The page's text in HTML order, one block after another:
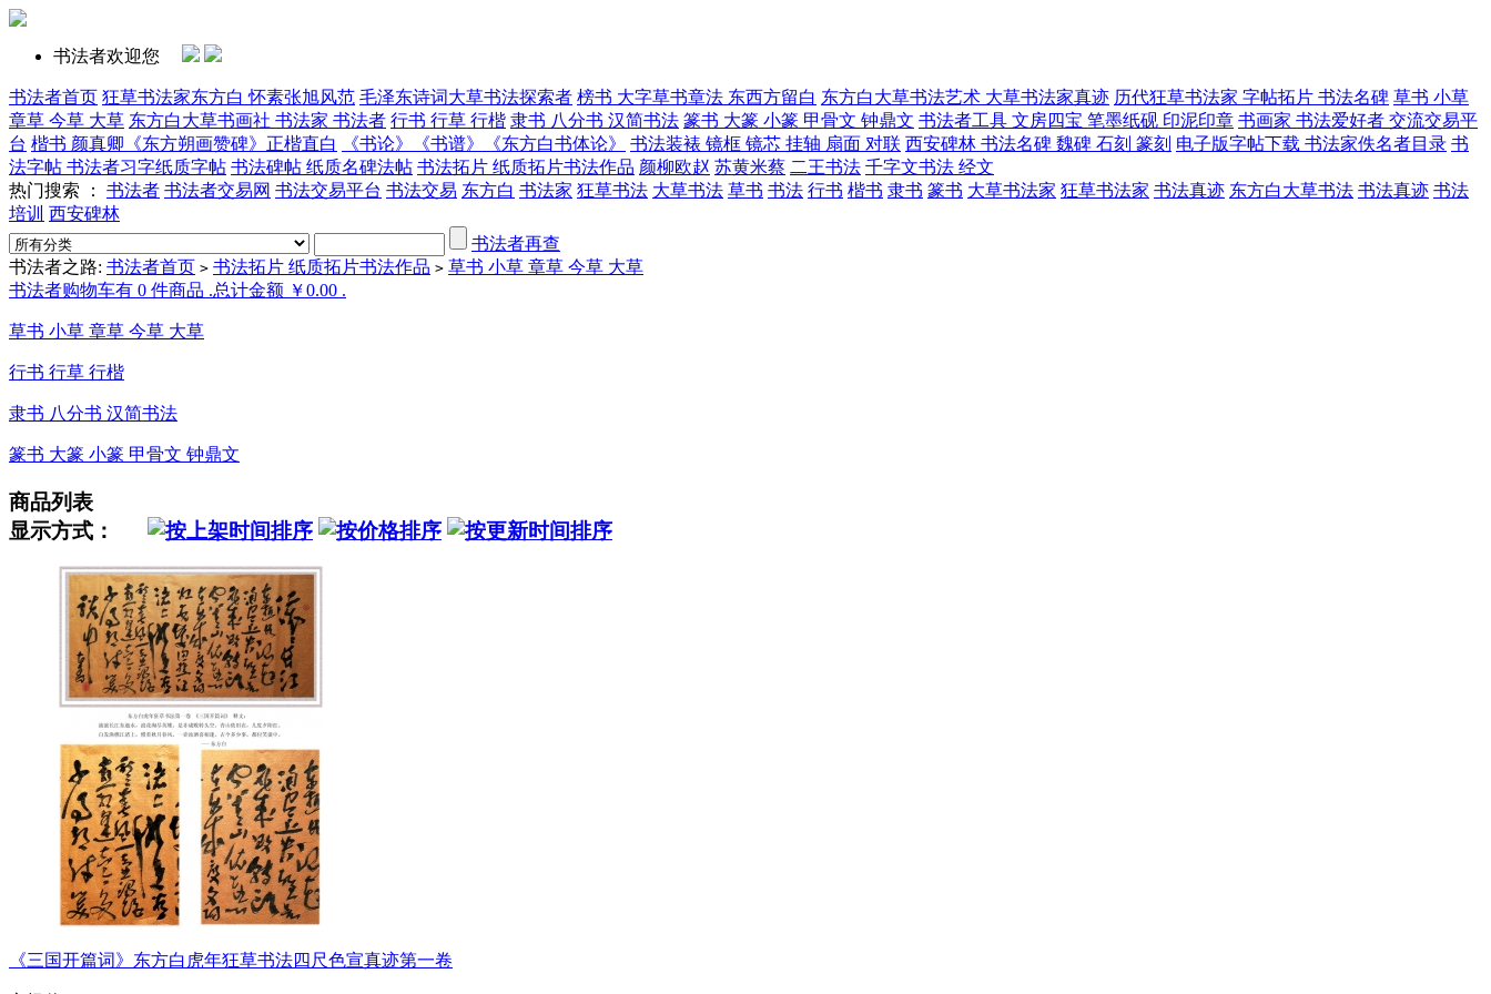
书法者欢迎您
书法者首页 狂草书法家东方白 怀素张旭风范 毛泽东诗词大草书法探索者 榜书 大字草书章法 东西方留白 东方白大草书法艺术 大草书法家真迹 历代狂草书法家 字帖拓片 书法名碑 草书 小草
章草 今草 大草 东方白大草书画社 书法家 书法者 行书 行草 行楷 隶书 八分书 汉简书法 篆书 大篆 小篆 甲骨文 钟鼎文 书法者工具 文房四宝 笔墨纸砚 印泥印章 书画家 书法爱好者 交流交易平
台 楷书 颜真卿《东方朔画赞碑》正楷直白 《书论》《书谱》《东方白书体论》 书法装裱 镜框 镜芯 挂轴 扇面 对联 西安碑林 书法名碑 魏碑 石刻 篆刻 电子版字帖下载 书法家佚名者目录 书
法字帖 书法者习字纸质字帖 书法碑帖 纸质名碑法帖 书法拓片 纸质拓片书法作品 颜柳欧赵 苏黄米蔡 二王书法 千字文书法 经文
热门搜索 ： 书法者 书法者交易网 书法交易平台 书法交易 东方白 书法家 狂草书法 大草书法 草书 书法 行书 楷书 隶书 篆书 大草书法家 狂草书法家 书法真迹 东方白大草书法 书法真迹 书法
培训 西安碑林
书法者再查
书法者之路: 书法者首页 > 书法拓片 纸质拓片书法作品 > 草书 小草 章草 今草 大草
书法者购物车有 0 件商品 .总计金额 ￥0.00 .
草书 小草 章草 今草 大草
行书 行草 行楷
隶书 八分书 汉简书法
篆书 大篆 小篆 甲骨文 钟鼎文
商品列表
显示方式：
《三国开篇词》东方白虎年狂草书法四尺色宣真迹第一卷